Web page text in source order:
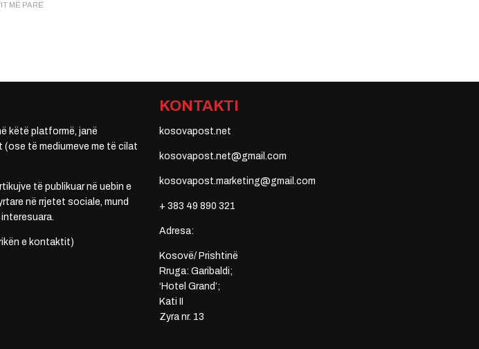
MË PARË
këtë platformë, janë
të mediumeve me të cilat
të publikuar në uebin e
në rrjetet sociale, mund
e kontaktit)
KONTAKTI
kosovapost.net
kosovapost.net@gmail.com
kosovapost.marketing@gmail.com
+ 383 49 890 321
Adresa:
Kosovë/ Prishtinë
Rruga: Garibaldi;
‘Hotel Grand’;
Kati II
Zyra nr. 13